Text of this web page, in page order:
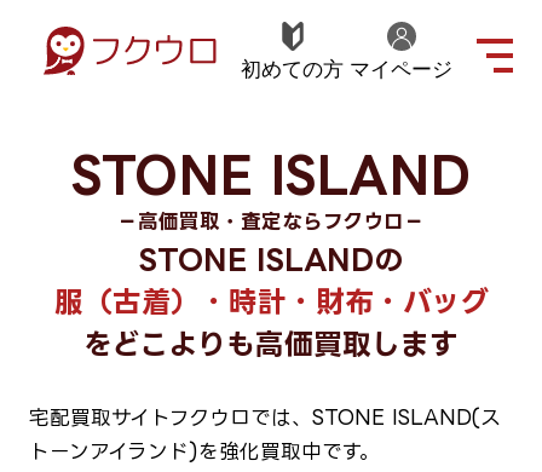
初めての方 マイページ
STONE ISLAND
－高価買取・査定ならフクウロ－
STONE ISLANDの
服（古着）・時計・財布・バッグ
をどこよりも高価買取します
宅配買取サイトフクウロでは、STONE ISLAND(ス
トーンアイランド)を強化買取中です。